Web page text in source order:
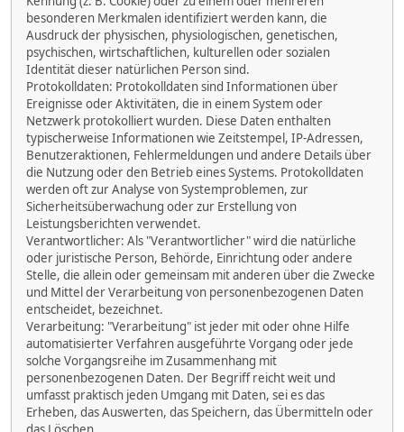
besonderen Merkmalen identifiziert werden kann, die
Ausdruck der physischen, physiologischen, genetischen,
psychischen, wirtschaftlichen, kulturellen oder sozialen
Identität dieser natürlichen Person sind.
Protokolldaten: Protokolldaten sind Informationen über
Ereignisse oder Aktivitäten, die in einem System oder
Netzwerk protokolliert wurden. Diese Daten enthalten
typischerweise Informationen wie Zeitstempel, IP-Adressen,
Benutzeraktionen, Fehlermeldungen und andere Details über
die Nutzung oder den Betrieb eines Systems. Protokolldaten
werden oft zur Analyse von Systemproblemen, zur
Sicherheitsüberwachung oder zur Erstellung von
Leistungsberichten verwendet.
Verantwortlicher: Als "Verantwortlicher" wird die natürliche
oder juristische Person, Behörde, Einrichtung oder andere
Stelle, die allein oder gemeinsam mit anderen über die Zwecke
und Mittel der Verarbeitung von personenbezogenen Daten
entscheidet, bezeichnet.
Verarbeitung: "Verarbeitung" ist jeder mit oder ohne Hilfe
automatisierter Verfahren ausgeführte Vorgang oder jede
solche Vorgangsreihe im Zusammenhang mit
personenbezogenen Daten. Der Begriff reicht weit und
umfasst praktisch jeden Umgang mit Daten, sei es das
Erheben, das Auswerten, das Speichern, das Übermitteln oder